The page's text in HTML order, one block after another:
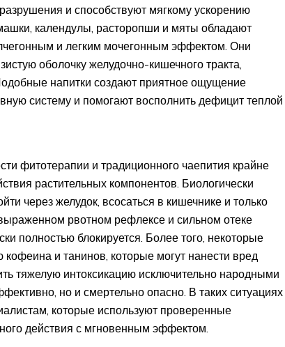
и способствуют мягкому ускорению
календулы, расторопши и мяты обладают
и легким мочегонным эффектом. Они
оболочку желудочно-кишечного тракта,
напитки создают приятное ощущение
систему и помогают восполнить дефицит теплой
фитотерапии и традиционного чаепития крайне
растительных компонентов. Биологически
через желудок, всосаться в кишечнике и только
рвотном рефлексе и сильном отеке
полностью блокируется. Более того, некоторые
и танинов, которые могут нанести вред
тяжелую интоксикацию исключительно народными
но и смертельно опасно. В таких ситуациях
которые используют проверенные
действия с мгновенным эффектом.